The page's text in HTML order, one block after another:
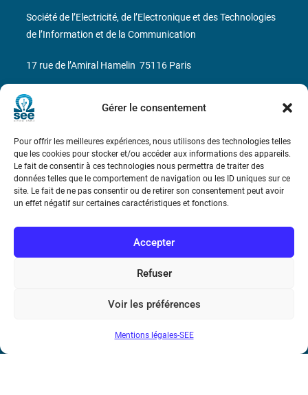
Gérer le consentement
Pour offrir les meilleures expériences, nous utilisons des technologies telles
que les cookies pour stocker et/ou accéder aux informations des appareils.
Le fait de consentir à ces technologies nous permettra de traiter des
données telles que le comportement de navigation ou les ID uniques sur ce
site. Le fait de ne pas consentir ou de retirer son consentement peut avoir
un effet négatif sur certaines caractéristiques et fonctions.
Accepter
Refuser
Voir les préférences
Mentions légales-SEE
Bicentenaire des découvertes d’André-
Conditions Générales de Vente
Mentions légales
Société de l’Electricité, de l’Electronique et des Technologies
de l’Information et de la Communication
17 rue de l’Amiral Hamelin 75116 Paris
Métro : « Boissière » Ligne 6 et « Iéna » Ligne 9
N° de SIREN : 785 393 232, Code APE : 9412Z TVA intra-
communautaire : FR44 785 393 232